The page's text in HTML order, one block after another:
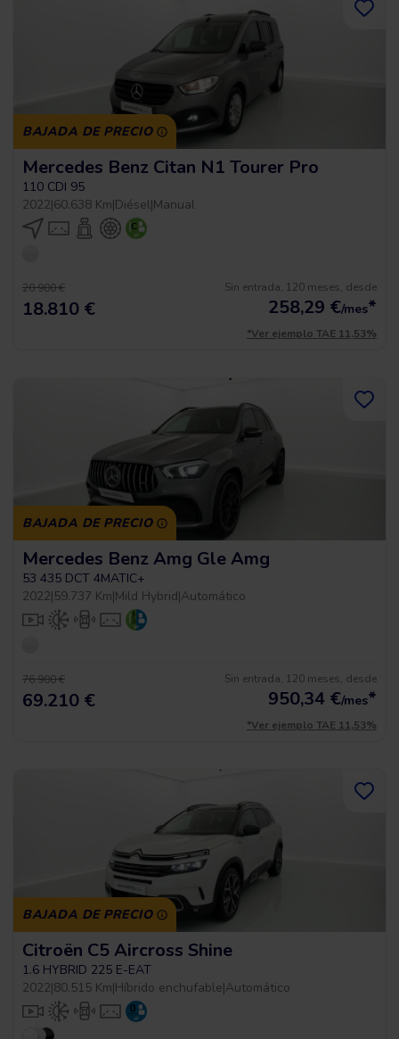
BAJADA DE PRECIO
Mercedes Benz Citan N1 Tourer Pro
110 CDI 95
2022|60.638 Km|Diésel|Manual
20.900 €
18.810 €
Sin entrada, 120 meses, desde
258,29 €/mes*
*Ver ejemplo TAE 11,53%
BAJADA DE PRECIO
Mercedes Benz Amg Gle Amg
53 435 DCT 4MATIC+
2022|59.737 Km|Mild Hybrid|Automático
76.900 €
69.210 €
Sin entrada, 120 meses, desde
950,34 €/mes*
*Ver ejemplo TAE 11,53%
BAJADA DE PRECIO
Citroën C5 Aircross Shine
1.6 HYBRID 225 E-EAT
2022|80.515 Km|Híbrido enchufable|Automático